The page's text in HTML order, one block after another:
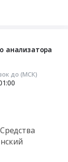
анализатора
до (МСК)